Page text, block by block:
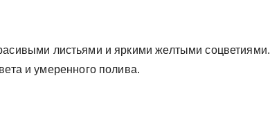
листьями и яркими желтыми соцветиями.
и умеренного полива.